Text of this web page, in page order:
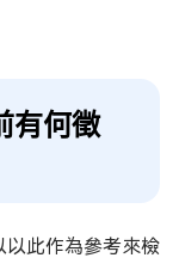
有何徵
以此作為參考來檢